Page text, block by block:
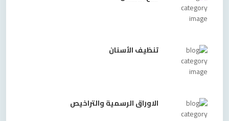
تنظيف الأسنان
الاوراق الرسمية والتراخيص